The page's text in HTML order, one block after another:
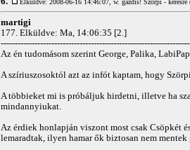
Elküldve: 2008-06-16 14:46:07, w. gazdis! Szörpi -
martigi
177. Elküldve: Ma, 14:06:35 [2.]
Az én tudomásom szerint George, Palika,
A szíriuszosoktól azt az infót kaptam, hogy
A többieket mi is próbáljuk hirdetni, illetve ha
mindannyiukat.
Az érdiek honlapján viszont most csak Csöpkét
lemaradtak, ilyen hamar ők biztosan nem mentek